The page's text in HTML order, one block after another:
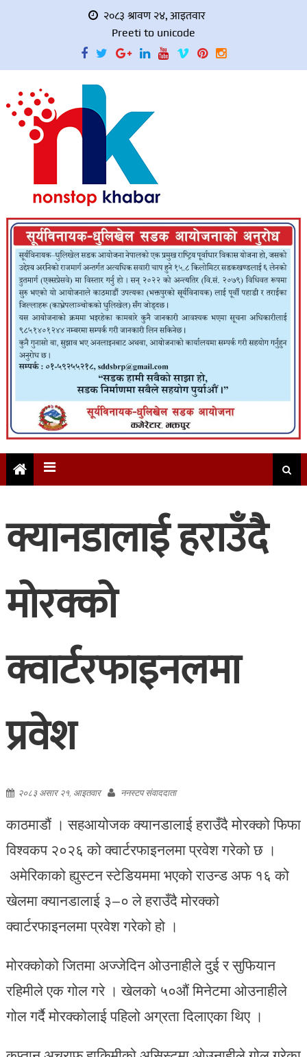
२०८३ श्रावण २४, आइतवार
Preeti to unicode
क्यानडालाई हराउँदै
मोरक्को
क्वार्टरफाइनलमा
प्रवेश
२०८३ असार २१, आइतवार ननस्टप संवाददाता
काठमाडौं । सहआयोजक क्यानडालाई हराउँदै मोरक्को फिफा
विश्वकप २०२६ को क्वार्टरफाइनलमा प्रवेश गरेको छ ।
अमेरिकाको ह्युस्टन स्टेडियममा भएको राउन्ड अफ १६ को
खेलमा क्यानडालाई ३–० ले हराउँदै मोरक्को
क्वार्टरफाइनलमा प्रवेश गरेको हो ।
मोरक्कोको जितमा अज्जेदिन ओउनाहीले दुई र सुफियान
रहिमीले एक गोल गरे । खेलको ५०औं मिनेटमा ओउनाहीले
गोल गर्दै मोरक्कोलाई पहिलो अग्रता दिलाएका थिए ।